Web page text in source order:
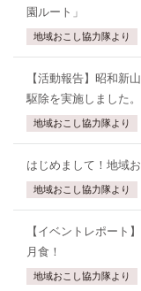
園ルート」
地域おこし協力隊より
【活動報告】昭和新
駆除を実施しました。
地域おこし協力隊より
はじめまして！地域
地域おこし協力隊より
【イベントレポート
月食！
地域おこし協力隊より